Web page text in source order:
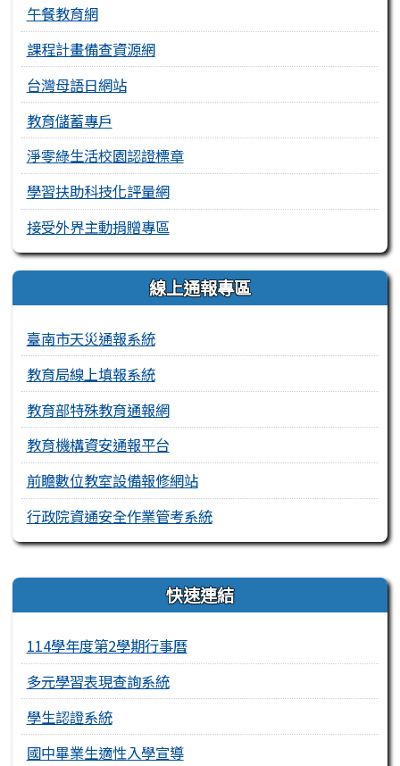
午餐教育網
課程計畫備查資源網
台灣母語日網站
教育儲蓄專戶
淨零綠生活校園認證標章
學習扶助科技化評量網
接受外界主動捐贈專區
線上通報專區
臺南市天災通報系統
教育局線上填報系統
教育部特殊教育通報網
教育機構資安通報平台
前瞻數位教室設備報修網站
行政院資通安全作業管考系統
右邊區域內容 快速連結
114學年度第2學期行事曆
多元學習表現查詢系統
學生認證系統
國中畢業生適性入學宣導